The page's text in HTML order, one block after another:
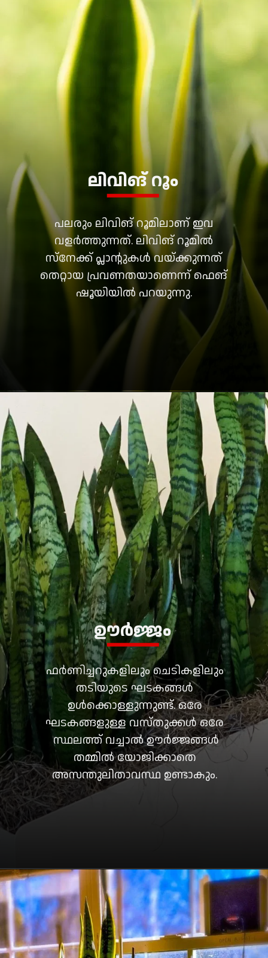
പലരും ലിവിങ് റൂമിലാണ് ഇവ
വളർത്തുന്നത്. ലിവിങ് റൂമിൽ
സ്നേക്ക് പ്ലാന്റുകൾ വയ്ക്കുന്നത്
തെറ്റായ പ്രവണതയാണെന്ന് ഫെങ്
ഷൂയിയിൽ പറയുന്നു.
ലിവിങ് റൂം
ഫർണിച്ചറുകളിലും ചെടികളിലും
തടിയുടെ ഘടകങ്ങൾ
ഉൾക്കൊള്ളുന്നുണ്ട്. ഒരേ
ഘടകങ്ങളുള്ള വസ്തുക്കൾ ഒരേ
സ്ഥലത്ത് വച്ചാൽ ഊർജ്ജങ്ങൾ
തമ്മിൽ യോജിക്കാതെ
ഊർജ്ജം